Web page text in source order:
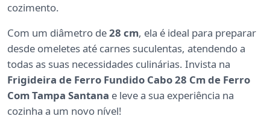
cozimento.
Com um diâmetro de28 cm, ela é ideal para preparar
desde omeletes até carnes suculentas, atendendo a
todas as suas necessidades culinárias. Invista na
Frigideira de Ferro Fundido Cabo 28 Cm de Ferro
Com Tampa Santana e leve a sua experiência na
cozinha a um novo nível!